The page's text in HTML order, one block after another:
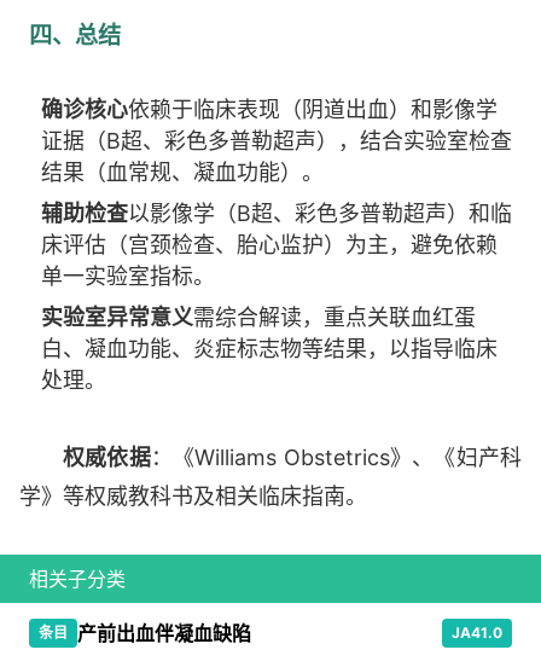
四、总结
确诊核心依赖于临床表现（阴道出血）和影像学
证据（B超、彩色多普勒超声），结合实验室检查
结果（血常规、凝血功能）。
辅助检查以影像学（B超、彩色多普勒超声）和临
床评估（宫颈检查、胎心监护）为主，避免依赖
单一实验室指标。
实验室异常意义需综合解读，重点关联血红蛋
白、凝血功能、炎症标志物等结果，以指导临床
处理。
权威依据：《Williams Obstetrics》、《妇产科
学》等权威教科书及相关临床指南。
相关子分类
条目 产前出血伴凝血缺陷 JA41.0